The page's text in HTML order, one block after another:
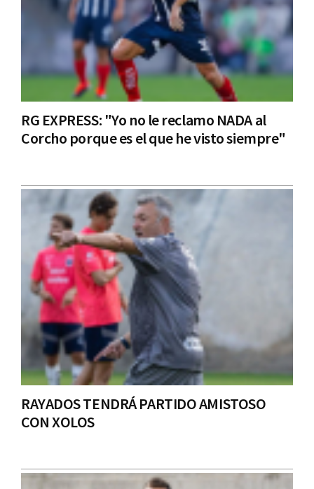
RG EXPRESS: "Yo no le reclamo NADA al
Corcho porque es el que he visto siempre"
RAYADOS TENDRÁ PARTIDO AMISTOSO
CON XOLOS